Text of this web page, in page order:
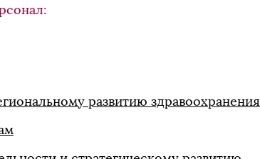
развитию здравоохранения